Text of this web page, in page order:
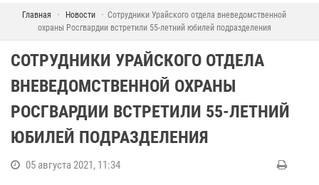
Главная Новости
Сотрудники Урайского отдела вневедомственной
охраны Росгвардии встретили 55-летний юбилей подразделения
СОТРУДНИКИ УРАЙСКОГО ОТДЕЛА
ВНЕВЕДОМСТВЕННОЙ ОХРАНЫ
РОСГВАРДИИ ВСТРЕТИЛИ 55-ЛЕТНИЙ
ЮБИЛЕЙ ПОДРАЗДЕЛЕНИЯ
05 августа 2021, 11:34